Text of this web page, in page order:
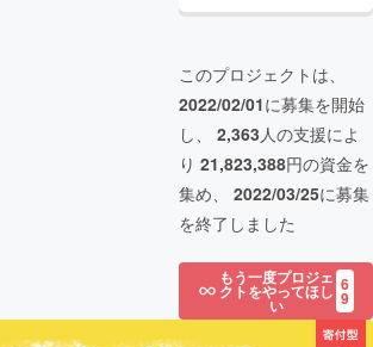
このプロジェクトは、
2022/02/01に募集を開始
し、 2,363人の支援によ
り 21,823,388円の資金を
集め、 2022/03/25に募集
を終了しました
もう一度プロジェ
クトをやってほし
い
6
9